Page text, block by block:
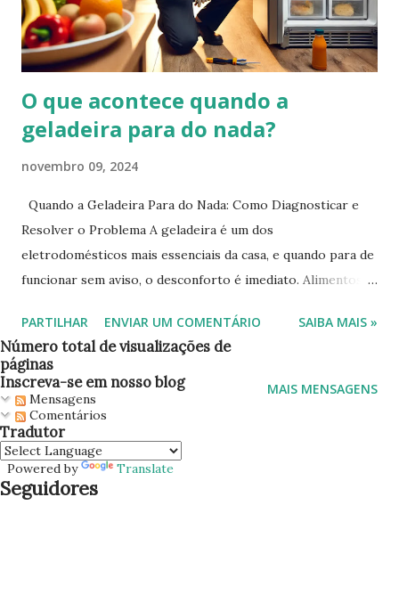
O que acontece quando a
geladeira para do nada?
novembro 09, 2024
Quando a Geladeira Para do Nada: Como Diagnosticar e
Resolver o Problema A geladeira é um dos
eletrodomésticos mais essenciais da casa, e quando para de
funcionar sem aviso, o desconforto é imediato. Alimentos
saber o que fazer. Aqui vamos explicar as possíveis causas
de uma geladeira que para de repente e como resolver
essas situações. E, claro, oferecemos nosso serviço de
conserto de geladeiras em Belo Horizonte para resolver o
problema com rapidez e qualidade. Possíveis Causas para a
Geladeira Parar de Funcionar 1. Falhas no Fornecimento de
Energia O primeiro passo é verificar se há um problema de
energia na tomada ou no circuito que alimenta a geladeira.
PARTILHAR ENVIAR UM COMENTÁRIO SAIBA MAIS »
MAIS MENSAGENS
Número total de visualizações de
páginas
Inscreva-se em nosso blog
Mensagens
Comentários
Tradutor
Powered by Translate
Seguidores